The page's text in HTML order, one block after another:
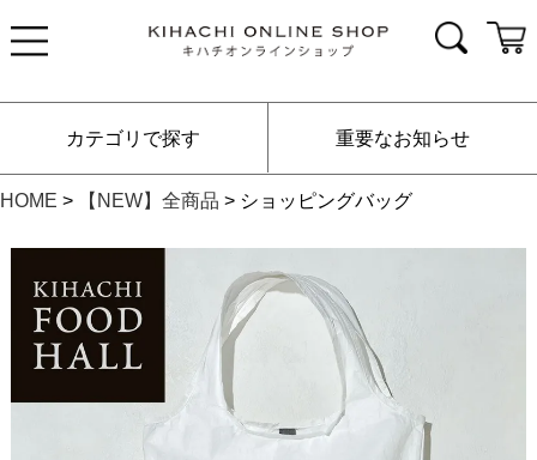
カテゴリで探す 重要なお知らせ
HOME 【NEW】全商品 ショッピングバッグ